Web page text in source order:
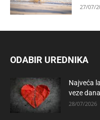
27/07/
ODABIR UREDNIKA
Najveća
veze
28/07/2026